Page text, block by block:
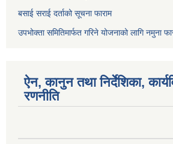
बसाई सराई दर्ताको सूचना फाराम
उपभोक्ता समितिमार्फत गरिने योजनाको लागि नमुना
ऐन, कानुन तथा निर्देशिका,
रणनीति